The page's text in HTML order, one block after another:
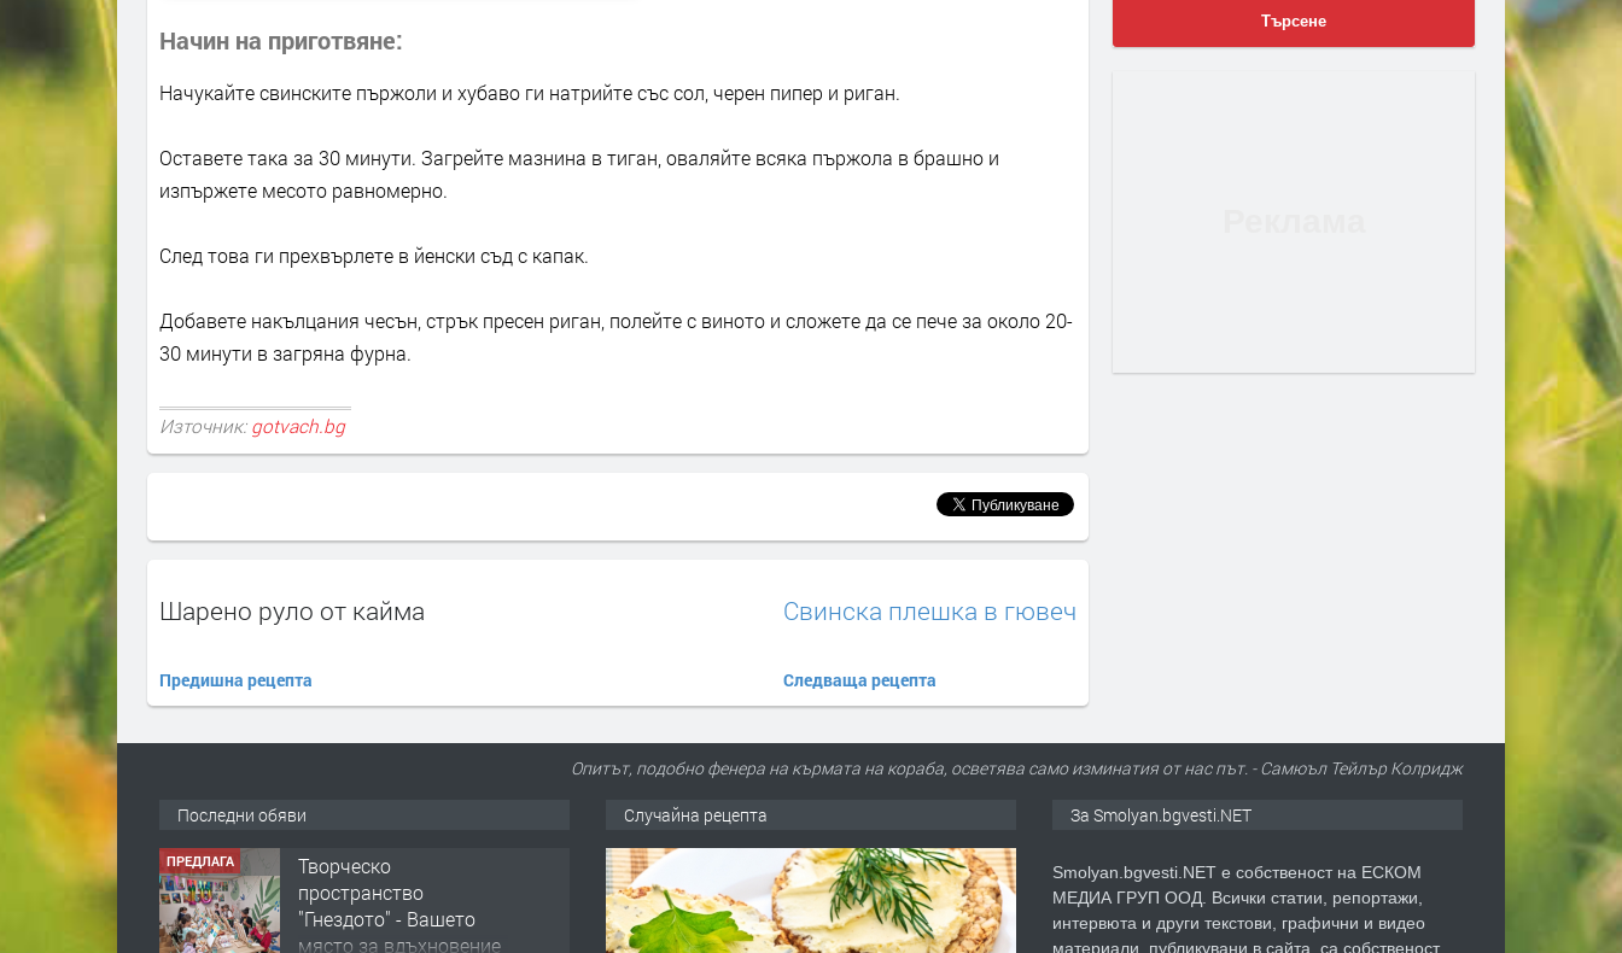
Начин на приготвяне
Начукайте свинските пържоли и хубаво ги натрийте със сол, черен пипер и риган.
Оставете така за 30 минути. Загрейте мазнина в тиган, оваляйте всяка пържола в брашно и
изпържете месото равномерно.
След това ги прехвърлете в йенски съд с капак.
Добавете накълцания чесън, стрък пресен риган, полейте с виното и сложете да се пече за около 20-
30 минути в загряна фурна.
Източник: gotvach.bg
Шарено руло от кайма
Предишна рецепта
Свинска плешка в гювеч
Следваща рецепта
Търсене
Опитът, подобно фенера на кърмата на кораба, осветява само изминатия от нас път. - Самюъл Тейлър Колридж
Последни обяви
ПРЕДЛАГА
Творческо
пространство
"Гнездото" - Вашето
място за вдъхновение
Случайна рецепта За Smolyan.bgvesti.NET
Smolyan.bgvesti.NET е собственост на ЕСКОМ
МЕДИА ГРУП ООД. Всички статии, репортажи,
интервюта и други текстови, графични и видео
материали, публикувани в сайта, са собственост